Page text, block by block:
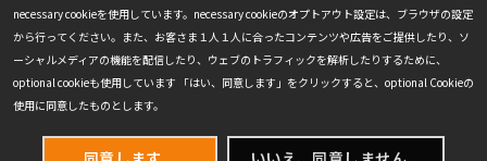
necessary cookieを使用しています。necessary cookieのオプトアウト設定は、ブラウザの設定
から行ってください。また、お客さま１人１人に合ったコンテンツや広告をご提供したり、ソ
ーシャルメディアの機能を配信したり、ウェブのトラフィックを解析したりするために、
optional cookieも使用しています 「はい、同意します」をクリックすると、optional Cookieの
使用に同意したものとします。
COOKIE
プレスリリース
会社情報
お問い合わせ